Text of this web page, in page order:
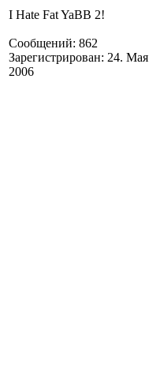
I Hate Fat YaBB 2!
Сообщений: 862
Зарегистрирован: 24. Мая
2006